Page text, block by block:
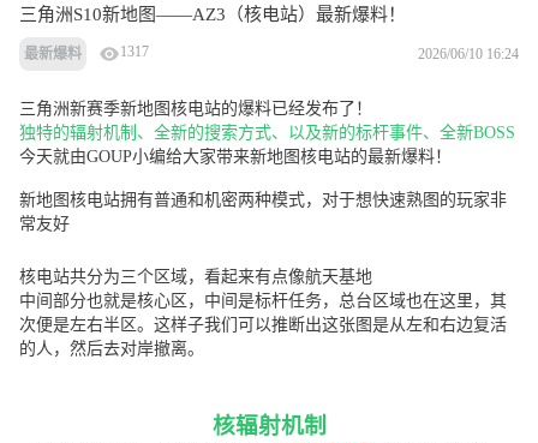
三角洲S10新地图——AZ3（核电站）最新爆料！
最新爆料 1317 2026/06/10 16:24
三角洲新赛季新地图核电站的爆料已经发布了！
独特的辐射机制、全新的搜索方式、以及新的标杆事件、全新BOSS
今天就由GOUP小编给大家带来新地图核电站的最新爆料！
新地图核电站拥有普通和机密两种模式，对于想快速熟图的玩家非
常友好
核电站共分为三个区域，看起来有点像航天基地
中间部分也就是核心区，中间是标杆任务，总台区域也在这里，其
次便是左右半区。这样子我们可以推断出这张图是从左和右边复活
的人，然后去对岸撤离。
核辐射机制